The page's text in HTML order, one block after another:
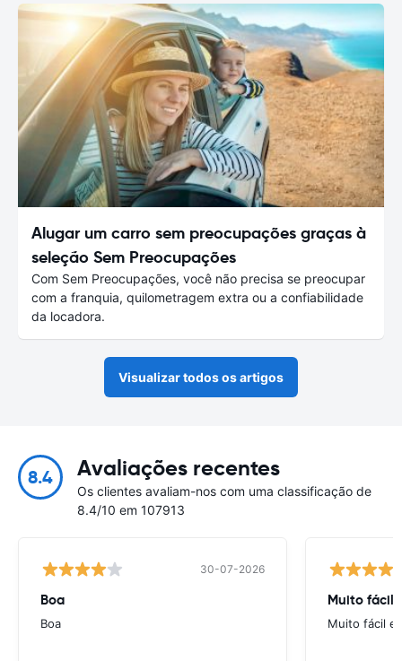
Alugar um carro sem preocupações graças à
seleção Sem Preocupações
Com Sem Preocupações, você não precisa se preocupar
com a franquia, quilometragem extra ou a confiabilidade
da locadora.
Visualizar todos os artigos
8.4 Avaliações recentes
Os clientes avaliam-nos com uma classificação de
8.4/10 em 107913
30-07-2026
Boa
Boa
Muito fácil
Muito fácil e